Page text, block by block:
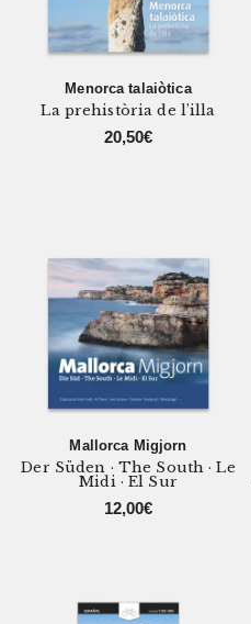
Menorca talaiòtica
La prehistòria de l’illa
20,50€
Mallorca Migjorn
Der Süden · The South · Le
Midi · El Sur
12,00€